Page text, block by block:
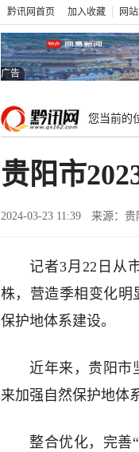
黔讯网首页 加入收藏 网
广告
您当前的
贵阳市
2024-03-23 11:39 来源：贵
记者3月22日从
株，营造季相变化明
保护地体系建设。
近年来，贵阳市
来加强自然保护地体
整合优化，完善